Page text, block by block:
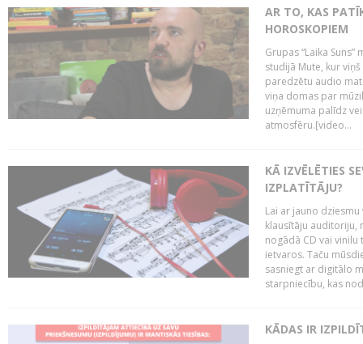
AR TO, KAS
HOROSKOPIEM
Grupas “Laika
studijā Mute, kur
paredzētu audio
viņa domas par
uzņēmuma palīdz
atmosfēru.[video...
KĀ IZVĒLĒTIES
IZPLATĪTĀJU?
Lai ar jauno
klausītāju auditoriju,
nogādā CD vai
ietvaros. Taču
sasniegt ar digitālo
starpniecību, kas
KĀDAS IR